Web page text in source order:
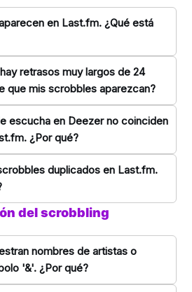
en Last.fm. ¿Qué está
retrasos muy largos de 24
que mis scrobbles aparezcan?
escucha en Deezer no coinciden
¿Por qué?
duplicados en Last.fm.
del scrobbling
nombres de artistas o
'&'. ¿Por qué?